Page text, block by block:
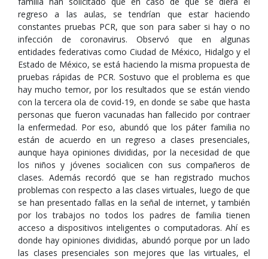
regreso a las aulas, se tendrían que estar haciendo
constantes pruebas PCR, que son para saber si hay o no
infección de coronavirus. Observó que en algunas
entidades federativas como Ciudad de México, Hidalgo y el
Estado de México, se está haciendo la misma propuesta de
pruebas rápidas de PCR. Sostuvo que el problema es que
hay mucho temor, por los resultados que se están viendo
con la tercera ola de covid-19, en donde se sabe que hasta
personas que fueron vacunadas han fallecido por contraer
la enfermedad. Por eso, abundó que los páter familia no
están de acuerdo en un regreso a clases presenciales,
aunque haya opiniones divididas, por la necesidad de que
los niños y jóvenes socialicen con sus compañeros de
clases. Además recordó que se han registrado muchos
problemas con respecto a las clases virtuales, luego de que
se han presentado fallas en la señal de internet, y también
por los trabajos no todos los padres de familia tienen
acceso a dispositivos inteligentes o computadoras. Ahí es
donde hay opiniones divididas, abundó porque por un lado
las clases presenciales son mejores que las virtuales, el